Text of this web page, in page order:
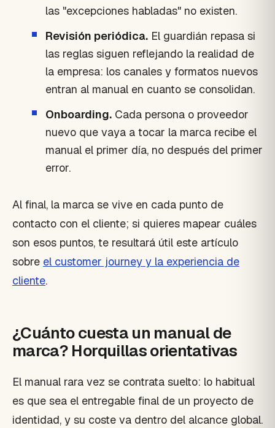
las "excepciones habladas" no existen.
Revisión periódica. El guardián repasa si
las reglas siguen reflejando la realidad de
la empresa: los canales y formatos nuevos
entran al manual en cuanto se consolidan.
Onboarding. Cada persona o proveedor
nuevo que vaya a tocar la marca recibe el
manual el primer día, no después del primer
error.
Al final, la marca se vive en cada punto de
contacto con el cliente; si quieres mapear cuáles
son esos puntos, te resultará útil este artículo
sobre el customer journey y la experiencia de
cliente.
¿Cuánto cuesta un manual de
marca? Horquillas orientativas
El manual rara vez se contrata suelto: lo habitual
es que sea el entregable final de un proyecto de
identidad, y su coste va dentro del alcance global.